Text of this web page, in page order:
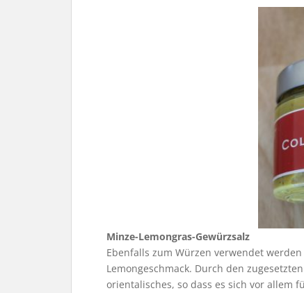
Minze-Lemongras-Gewürzsalz
Ebenfalls zum Würzen verwendet
Lemongeschmack. Durch den
orientalisches, so dass es sich vor allem